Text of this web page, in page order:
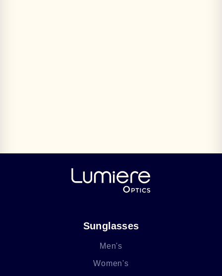
Sunglasses
Men's
Women's